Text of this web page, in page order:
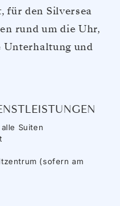
für den Silversea
rund um die Uhr,
Unterhaltung und
Suiten
(sofern am